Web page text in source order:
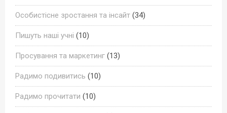
Особистісне зростання та інсайт (34)
Пишуть наші учні (10)
Просування та маркетинг (13)
Радимо подивитись (10)
Радимо прочитати (10)